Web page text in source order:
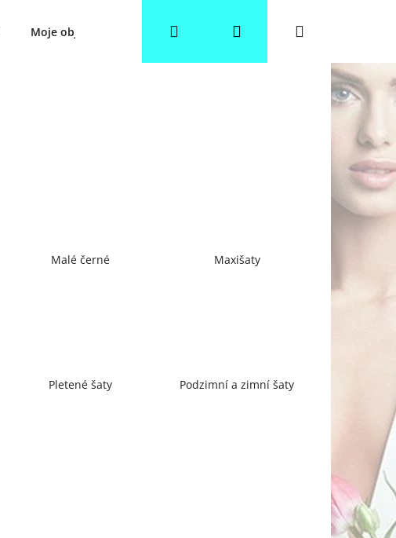
Moje objednávka Věrnostní slevy Obchodní podmínky
Přihlášení
košík
Malé černé Maxišaty
Pletené šaty Podzimní a zimní šaty